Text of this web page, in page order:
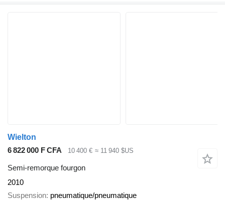
Wielton
6 822 000 F CFA
10 400 € ≈ 11 940 $US
Semi-remorque fourgon
2010
Suspension pneumatique/pneumatique